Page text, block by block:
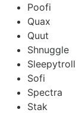
Poofi
Quax
Quut
Shnuggle
Sleepytroll
Sofi
Spectra
Stak